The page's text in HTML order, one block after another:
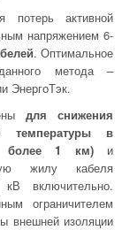
потерь активной
напряжением 6-
. Оптимальное
метода –
ЭнергоТэк.
для снижения
температуры в
более 1 км)и
жилу кабеля
включительно.
ограничителем
внешней изоляции